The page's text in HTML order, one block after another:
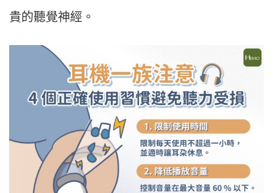
貴的聽覺神經。